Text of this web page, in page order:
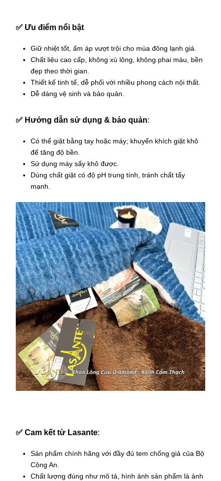
✅ Ưu điểm nổi bật
Giữ nhiệt tốt, ấm áp vượt trội cho mùa đông lạnh giá.
Chất liệu cao cấp, không xù lông, không phai màu, bền
đẹp theo thời gian.
Thiết kế tinh tế, dễ phối với nhiều phong cách nội thất.
Dễ dàng vệ sinh và bảo quản.
✅ Hướng dẫn sử dụng & bảo quản:
Có thể giặt bằng tay hoặc máy; khuyến khích giặt khô
để tăng độ bền.
Sử dụng máy sấy khô được.
Dùng chất giặt có độ pH trung tính, tránh chất tẩy
mạnh.
✅Cam kết từ Lasante:
Sản phẩmchính hãng với đầy đủtem chống giả của Bộ
Công An
Chất lượng đúng như mô tả, hình ảnh sản phẩm là ảnh